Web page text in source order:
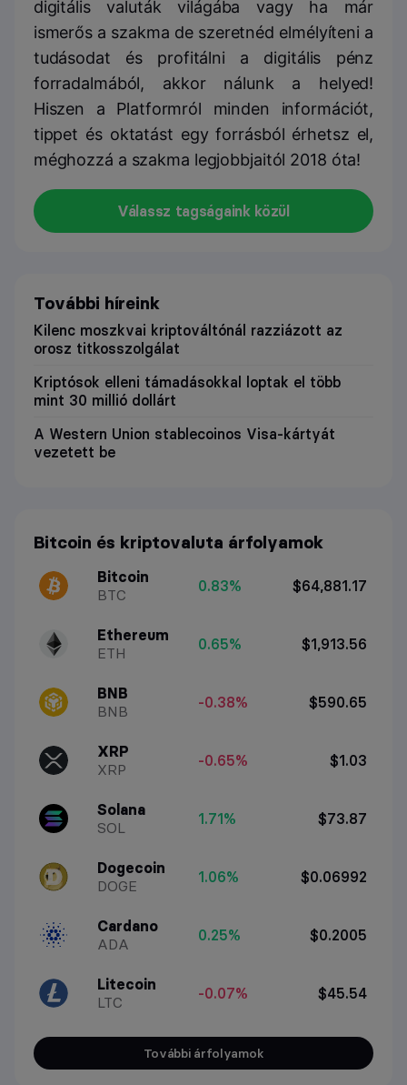
digitális valuták világába vagy ha már
ismerős a szakma de szeretnéd elmélyíteni a
tudásodat és profitálni a digitális pénz
forradalmából, akkor nálunk a helyed!
Hiszen a Platformról minden információt,
tippet és oktatást egy forrásból érhetsz el,
méghozzá a szakma legjobbjaitól 2018 óta!
Válassz tagságaink közül
További híreink
Kilenc moszkvai kriptováltónál razziázott az
orosz titkosszolgálat
Kriptósok elleni támadásokkal loptak el több
mint 30 millió dollárt
A Western Union stablecoinos Visa-kártyát
vezetett be
Bitcoin és kriptovaluta árfolyamok
Bitcoin
BTC
0.83% $64,881.17
Ethereum
ETH
0.65% $1,913.56
BNB
BNB
-0.38% $590.65
XRP
XRP
-0.65% $1.03
Solana
SOL
1.71% $73.87
Dogecoin
DOGE
1.06% $0.06992
Cardano
ADA
0.25% $0.2005
Litecoin
LTC
-0.07% $45.54
További árfolyamok